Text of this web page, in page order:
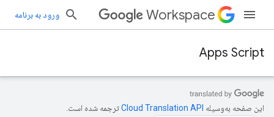
Workspace ورود به برنامه
Apps Script
این صفحه به‌وسیله ترجمه شده است.